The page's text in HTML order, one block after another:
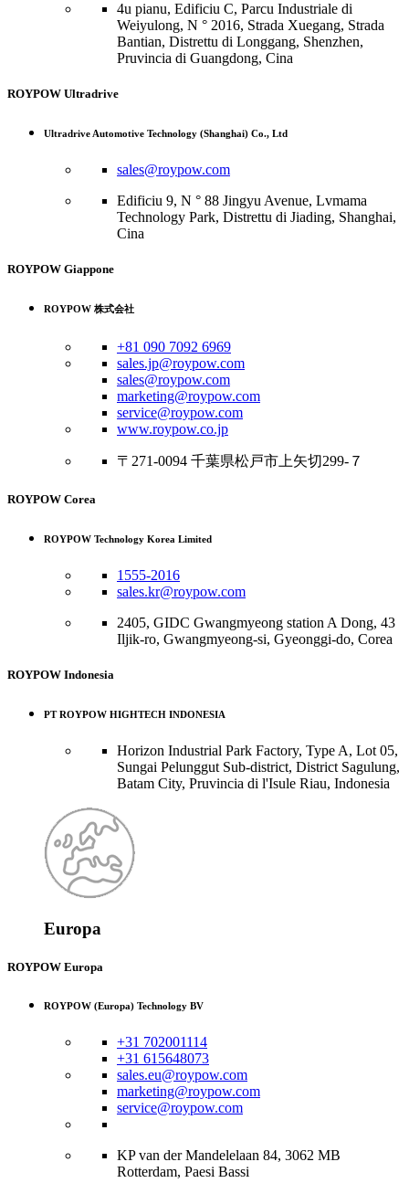
4u pianu, Edificiu C, Parcu Industriale di
Weiyulong, N ° 2016, Strada Xuegang, Strada
Bantian, Distrettu di Longgang, Shenzhen,
Pruvincia di Guangdong, Cina
ROYPOW Ultradrive
Ultradrive Automotive Technology (Shanghai) Co., Ltd
sales@roypow.com
Edificiu 9, N ° 88 Jingyu Avenue, Lvmama
Technology Park, Distrettu di Jiading, Shanghai,
Cina
ROYPOW Giappone
ROYPOW 株式会社
+81 090 7092 6969
sales.jp@roypow.com
sales@roypow.com
marketing@roypow.com
service@roypow.com
www.roypow.co.jp
〒271-0094 千葉県松戸市上矢切299-７
ROYPOW Corea
ROYPOW Technology Korea Limited
1555-2016
sales.kr@roypow.com
2405, GIDC Gwangmyeong station A Dong, 43
Iljik-ro, Gwangmyeong-si, Gyeonggi-do, Corea
ROYPOW Indonesia
PT ROYPOW HIGHTECH INDONESIA
Horizon Industrial Park Factory, Type A, Lot 05,
Sungai Pelunggut Sub-district, District Sagulung,
Batam City, Pruvincia di l'Isule Riau, Indonesia
Europa
ROYPOW Europa
ROYPOW (Europa) Technology BV
+31 702001114
+31 615648073
sales.eu@roypow.com
marketing@roypow.com
service@roypow.com
KP van der Mandelelaan 84, 3062 MB
Rotterdam, Paesi Bassi